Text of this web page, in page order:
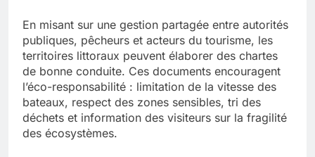
En misant sur une gestion partagée entre autorités
publiques, pêcheurs et acteurs du tourisme, les
territoires littoraux peuvent élaborer des chartes
de bonne conduite. Ces documents encouragent
l’éco-responsabilité : limitation de la vitesse des
bateaux, respect des zones sensibles, tri des
déchets et information des visiteurs sur la fragilité
des écosystèmes.